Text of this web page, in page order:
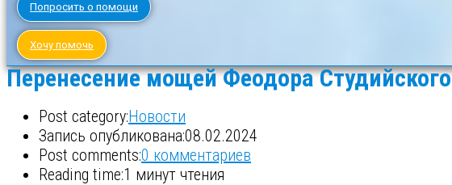
Попросить о помощи
Хочу помочь
Перенесение мощей Феодора Студийского
Post category:Новости
Запись опубликована:08.02.2024
Post comments:0 комментариев
Reading time:1 минут чтения